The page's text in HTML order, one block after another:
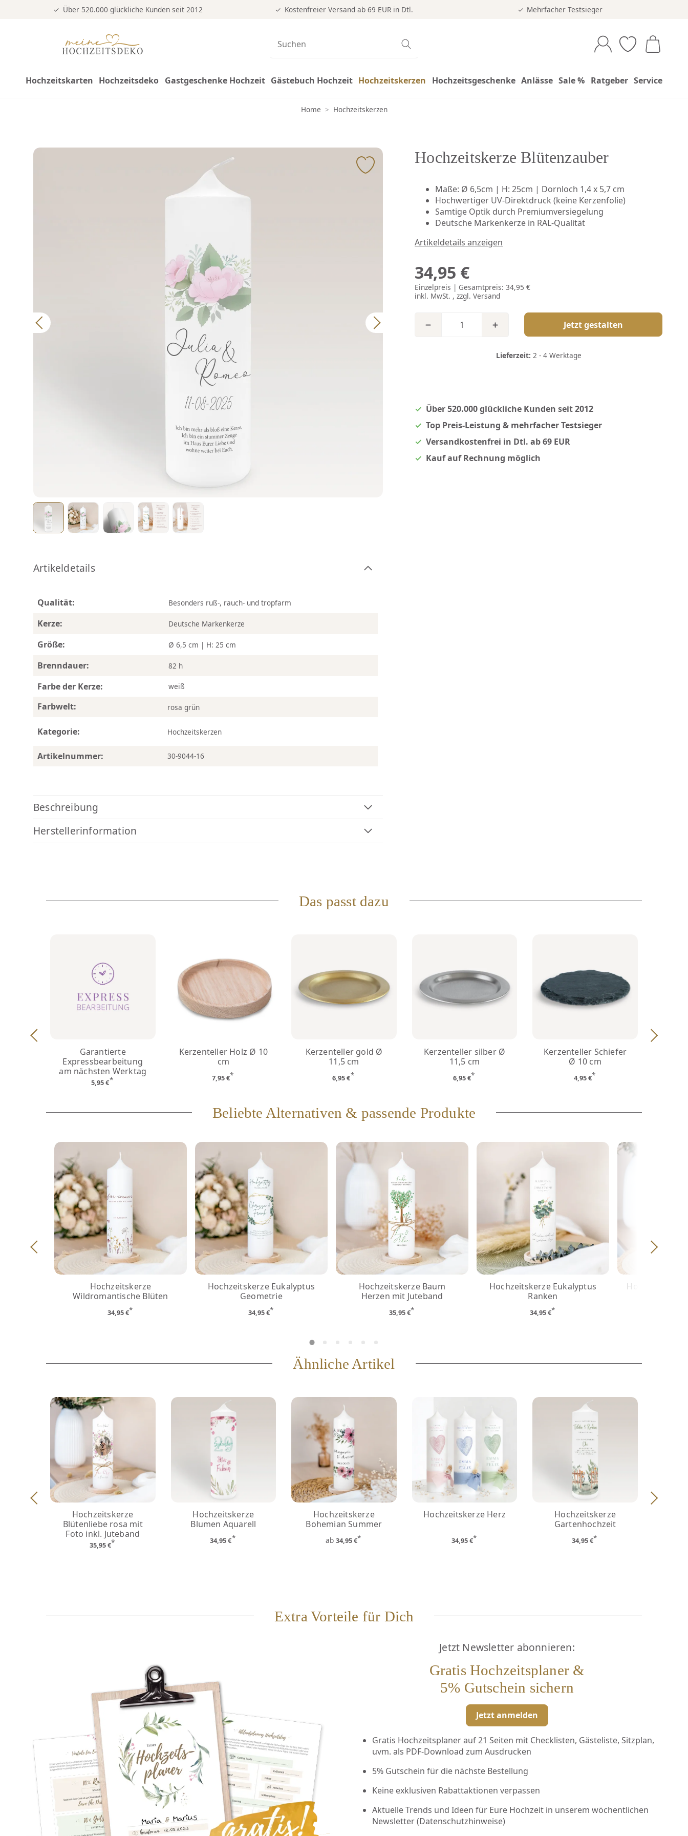
Über 520.000 glückliche Kunden seit 2012 Kostenfreier Versand ab 69 EUR in Dtl. Mehrfacher Testsieger
Hochzeitskarten Hochzeitsdeko Gastgeschenke Hochzeit Gästebuch Hochzeit Hochzeitskerzen Hochzeitsgeschenke Anlässe Sale % Ratgeber Service
Home > Hochzeitskerzen
Artikeldetails
Qualität: Besonders ruß-, rauch- und tropfarm
Kerze: Deutsche Markenkerze
Größe: Ø 6,5 cm | H: 25 cm
Brenndauer: 82 h
Farbe der Kerze: weiß
Farbwelt: rosa grün
Kategorie: Hochzeitskerzen
Artikelnummer: 30-9044-16
Beschreibung
Herstellerinformation
Hochzeitskerze Blütenzauber
Maße: Ø 6,5cm | H: 25cm | Dornloch 1,4 x 5,7 cm
Hochwertiger UV-Direktdruck (keine Kerzenfolie)
Samtige Optik durch Premiumversiegelung
Deutsche Markenkerze in RAL-Qualität
Artikeldetails anzeigen
34,95 €
Einzelpreis | Gesamtpreis:34,95 €
inkl. MwSt. , zzgl.Versand
Jetzt gestalten
Lieferzeit: 2 - 4 Werktage
Über 520.000 glückliche Kunden seit 2012
Top Preis-Leistung & mehrfacher Testsieger
Versandkostenfrei in Dtl. ab 69 EUR
Kauf auf Rechnung möglich
Das passt dazu
Garantierte
Expressbearbeitung
am nächsten Werktag
5,95 €*
Kerzenteller Holz Ø 10
cm
7,95 €*
Kerzenteller gold Ø
11,5 cm
6,95 €*
Kerzenteller silber Ø
11,5 cm
6,95 €*
Kerzenteller Schiefer
Ø 10 cm
4,95 €*
Beliebte Alternativen & passende Produkte
Hochzeitskerze
Wildromantische Blüten
34,95 €*
Hochzeitskerze Eukalyptus
Geometrie
34,95 €*
Hochzeitskerze Baum
Herzen mit Juteband
35,95 €*
Hochzeitskerze Eukalyptus
Ranken
34,95 €*
Ähnliche Artikel
Hochzeitskerze
Blütenliebe rosa mit
Foto inkl. Juteband
35,95 €*
Hochzeitskerze
Blumen Aquarell
34,95 €*
Hochzeitskerze
Bohemian Summer
ab 34,95 €*
Hochzeitskerze Herz
34,95 €*
Hochzeitskerze
Gartenhochzeit
34,95 €*
Extra Vorteile für Dich
Jetzt Newsletter abonnieren:
Gratis Hochzeitsplaner &
5% Gutschein sichern
Jetzt anmelden
Gratis Hochzeitsplaner auf 21 Seiten mit Checklisten, Gästeliste, Sitzplan,
uvm. als PDF-Download zum Ausdrucken
5% Gutschein für die nächste Bestellung
Keine exklusiven Rabattaktionen verpassen
Aktuelle Trends und Ideen für Eure Hochzeit in unserem wöchentlichen
Newsletter (Datenschutzhinweise)